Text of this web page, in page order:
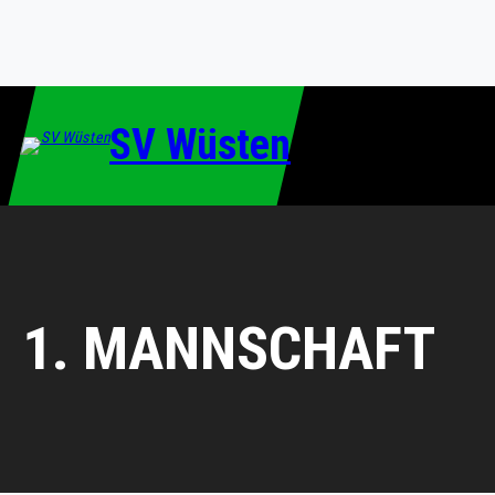
SV Wüsten
1. MANNSCHAFT